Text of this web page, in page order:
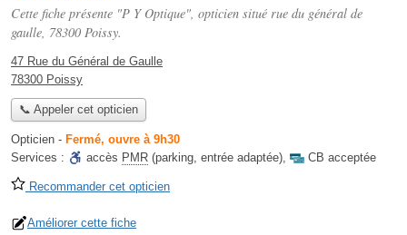
Cette fiche présente "P Y Optique", opticien situé rue du général de
gaulle, 78300 Poissy.
47 Rue du Général de Gaulle
78300 Poissy
📞 Appeler cet opticien
Opticien - Fermé, ouvre à 9h30
Services :
accès PMR (parking, entrée adaptée), CB acceptée
Recommander cet opticien
Améliorer cette fiche